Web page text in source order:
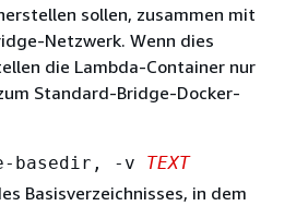
sollen, zusammen mit
Netzwerk. Wenn dies
die Lambda-Container nur
Standard-Bridge-Docker-
basedir, -v TEXT
Basisverzeichnisses, in dem